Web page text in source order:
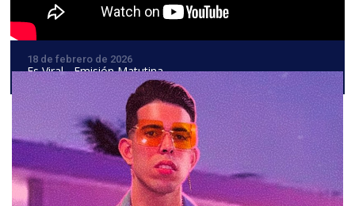
18 de febrero de 2026
Es Viral - Emisión Matutina